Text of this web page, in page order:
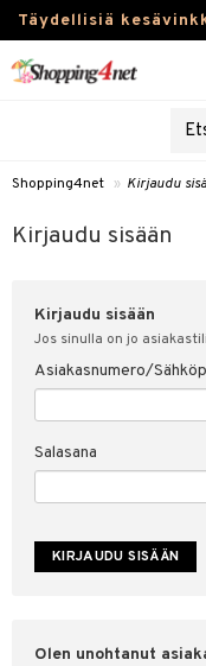
Täydellisiä
Piilolinssit
Luontaistuotteet
Fitness
Koti & Sisustus
Lelut, Lapsi & Vauva
Tuotemerkkejä
Shopping4net » Kirjaudu
Kirjaudu sisään
Kirjaudu sisään
Jos sinulla on jo
Asiakasnumero/
Salasana
Olen unohtanut
sisään
& vastauksia
suojaus